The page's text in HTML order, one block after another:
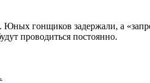
гонщиков задержали, а
проводиться постоянно.